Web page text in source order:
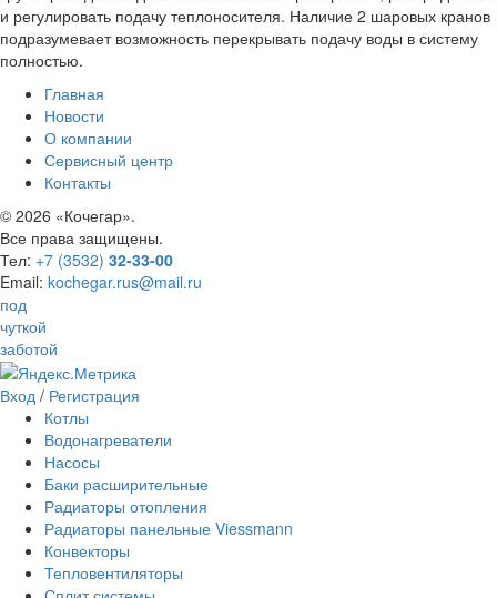
и регулировать подачу теплоносителя. Наличие 2 шаровых кранов
подразумевает возможность перекрывать подачу воды в систему
полностью.
Главная
Новости
О компании
Сервисный центр
Контакты
© 2026 «Кочегар».
Все права защищены.
Тел: +7 (3532) 32-33-00
Email: kochegar.rus@mail.ru
под
чуткой
заботой
Вход / Регистрация
Котлы
Водонагреватели
Насосы
Баки расширительные
Радиаторы отопления
Радиаторы панельные Viessmann
Конвекторы
Тепловентиляторы